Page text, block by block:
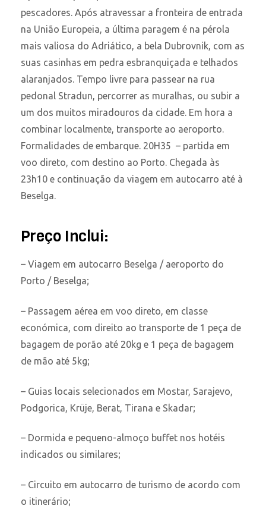
pescadores. Após atravessar a fronteira de entrada
na União Europeia, a última paragem é na pérola
mais valiosa do Adriático, a bela Dubrovnik, com as
suas casinhas em pedra esbranquiçada e telhados
alaranjados. Tempo livre para passear na rua
pedonal Stradun, percorrer as muralhas, ou subir a
um dos muitos miradouros da cidade. Em hora a
combinar localmente, transporte ao aeroporto.
Formalidades de embarque. 20H35 – partida em
voo direto, com destino ao Porto. Chegada às
23h10 e continuação da viagem em autocarro até à
Beselga.
Preço Inclui:
– Viagem em autocarro Beselga / aeroporto do
Porto / Beselga;
– Passagem aérea em voo direto, em classe
económica, com direito ao transporte de 1 peça de
bagagem de porão até 20kg e 1 peça de bagagem
de mão até 5kg;
– Guias locais selecionados em Mostar, Sarajevo,
Podgorica, Krüje, Berat, Tirana e Skadar;
– Dormida e pequeno-almoço buffet nos hotéis
indicados ou similares;
– Circuito em autocarro de turismo de acordo com
o itinerário;